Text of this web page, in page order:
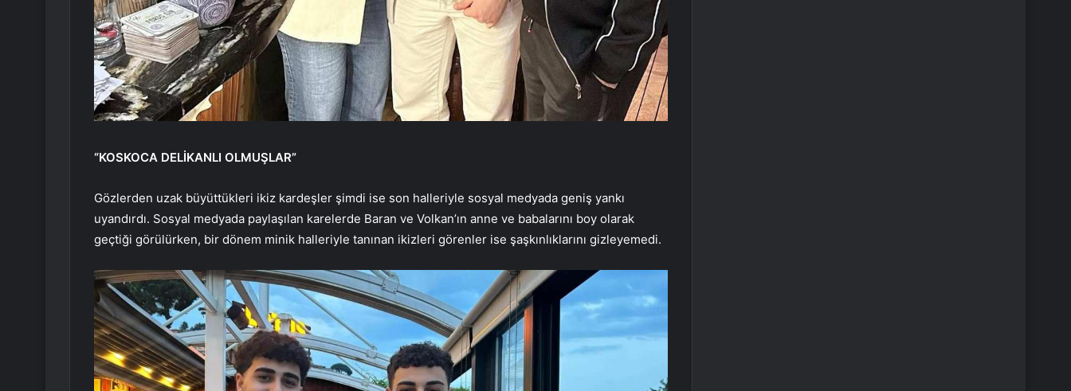
“KOSKOCA DELİKANLI OLMUŞLAR”
Gözlerden uzak büyüttükleri ikiz kardeşler şimdi ise son halleriyle sosyal medyada geniş yankı
uyandırdı. Sosyal medyada paylaşılan karelerde Baran ve Volkan’ın anne ve babalarını boy olarak
geçtiği görülürken, bir dönem minik halleriyle tanınan ikizleri görenler ise şaşkınlıklarını gizleyemedi.